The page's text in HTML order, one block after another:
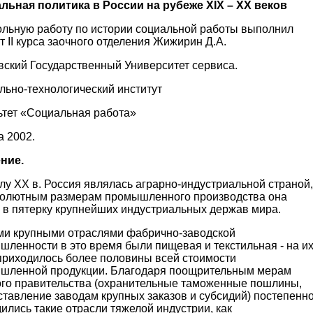
политика в России на рубеже XIX – XX веков
работу по истории социальной работы выполнил
II курса заочного отделения Жижирин Д.А.
Государственный Университет сервиса.
технологический институт
«Социальная работа»
2002.
XX в. Россия являлась аграрно-индустриальной страной,
размерам промышленного производства она
пятерку крупнейших индустриальных держав мира.
крупными отраслями фабрично-заводской
в это время были пищевая и текстильная - на их
более половины всей стоимости
продукции. Благодаря поощрительным мерам
правительства (охранительные таможенные пошлины,
заводам крупных заказов и субсидий)
такие отрасли тяжелой индустрии, как